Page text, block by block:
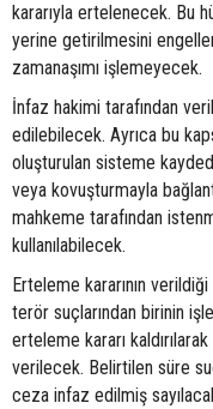
kararıyla ertelenecek. Bu
yerine getirilmesini
zamanaşımı işlemeyecek.
İnfaz hakimi tarafından
edilebilecek. Ayrıca bu
oluşturulan sisteme
veya kovuşturmayla
mahkeme tarafından
kullanılabilecek.
Erteleme kararının
terör suçlarından birinin
erteleme kararı
verilecek. Belirtilen süre
ceza infaz edilmiş